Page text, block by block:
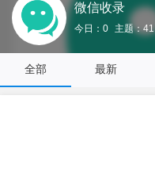
微信收录
今日：0 主题：41
全部 最新